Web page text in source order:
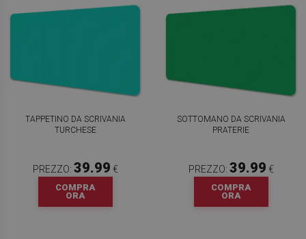
TAPPETINO DA SCRIVANIA
TURCHESE
PREZZO: 39.99 €
COMPRA
ORA
SOTTOMANO DA SCRIVANIA
PRATERIE
PREZZO: 39.99 €
COMPRA
ORA